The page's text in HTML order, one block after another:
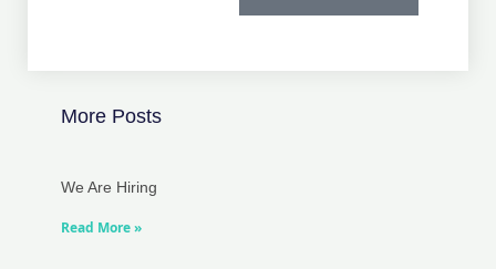
More Posts
We Are Hiring
Read More »